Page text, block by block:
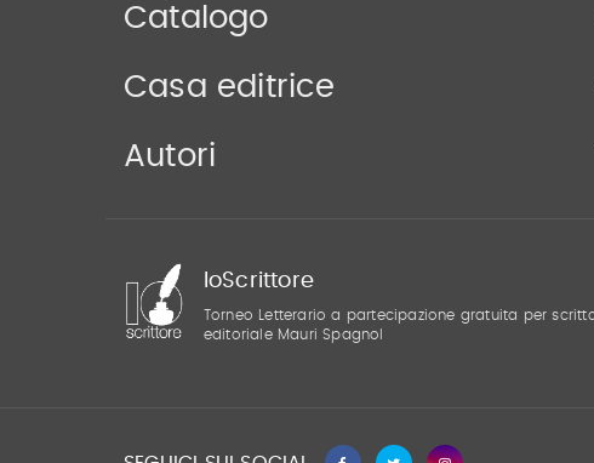
Catalogo
Casa editrice
Autori
IoScrittore
Torneo Letterario a partecipazione gratuita per
editoriale Mauri Spagnol